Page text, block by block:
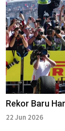
Rekor Baru
22 Jun 2026